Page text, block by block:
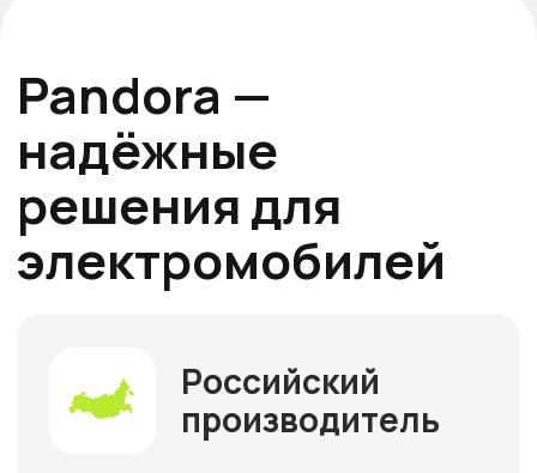
Pandora - высокотехнологичное
предприятие из Калуги
Российское
производство и
надёжность Pandora
С 2004 года разрабатывающее и